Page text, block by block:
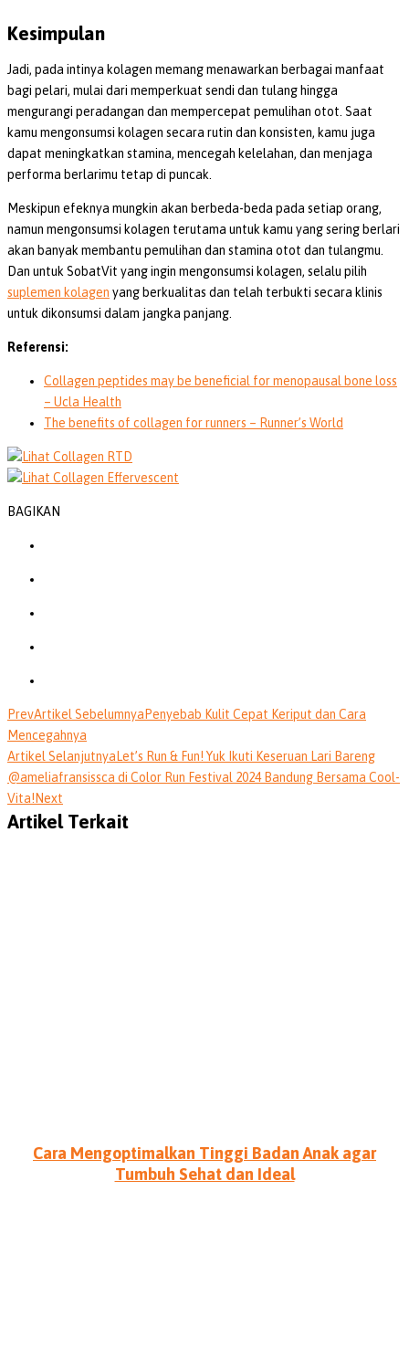
Kesimpulan
Jadi, pada intinya kolagen memang menawarkan berbagai manfaat
bagi pelari, mulai dari memperkuat sendi dan tulang hingga
mengurangi peradangan dan mempercepat pemulihan otot. Saat
kamu mengonsumsi kolagen secara rutin dan konsisten, kamu juga
dapat meningkatkan stamina, mencegah kelelahan, dan menjaga
performa berlarimu tetap di puncak.
Meskipun efeknya mungkin akan berbeda-beda pada setiap orang,
namun mengonsumsi kolagen terutama untuk kamu yang sering berlari
akan banyak membantu pemulihan dan stamina otot dan tulangmu.
Dan untuk SobatVit yang ingin mengonsumsi kolagen, selalu pilih
suplemen kolagen yang berkualitas dan telah terbukti secara klinis
untuk dikonsumsi dalam jangka panjang.
Referensi:
Collagen peptides may be beneficial for menopausal bone loss
– Ucla Health
The benefits of collagen for runners – Runner’s World
BAGIKAN
PrevArtikel Sebelumnya Penyebab Kulit Cepat Keriput dan Cara
Mencegahnya
Artikel Selanjutnya Let’s Run & Fun! Yuk Ikuti Keseruan Lari Bareng
@ameliafransissca di Color Run Festival 2024 Bandung Bersama Cool-
Vita! Next
Artikel Terkait
Cara Mengoptimalkan Tinggi Badan Anak agar
Tumbuh Sehat dan Ideal